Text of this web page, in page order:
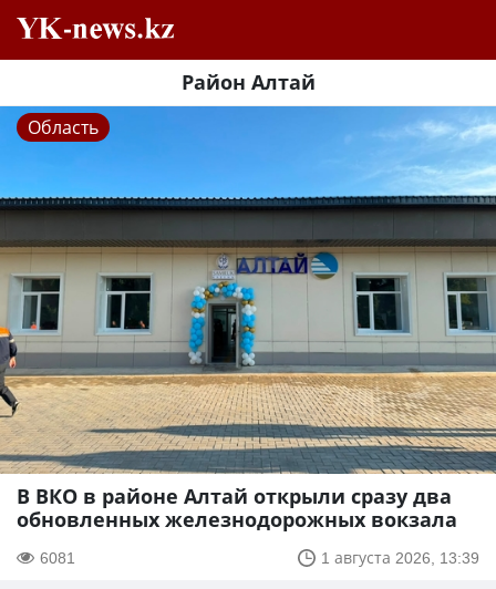
Район Алтай
Область
В ВКО в районе Алтай открыли сразу два
обновленных железнодорожных вокзала
6081 1 августа 2026, 13:39